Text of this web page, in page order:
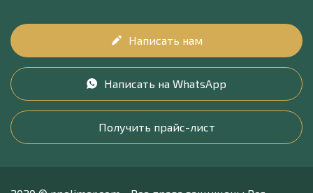
Написать нам
Написать на WhatsApp
Получить прайс-лист